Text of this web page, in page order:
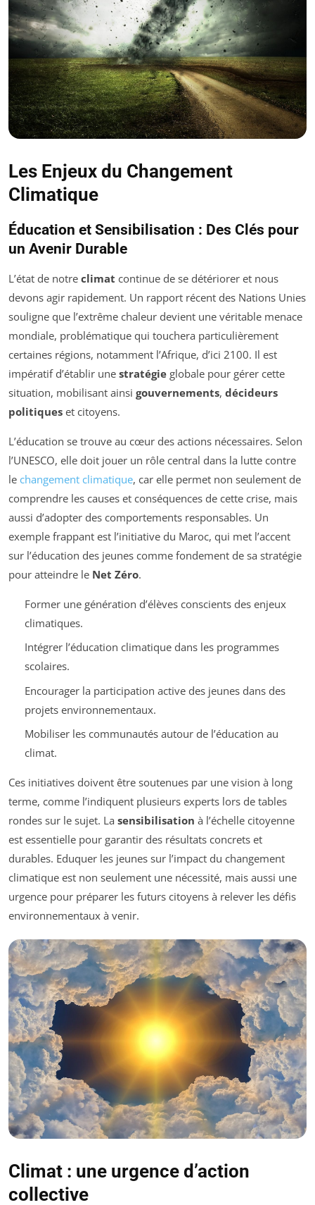
Les Enjeux du Changement
Climatique
Éducation et Sensibilisation : Des Clés pour
un Avenir Durable
L’état de notre climat continue de se détériorer et nous
devons agir rapidement. Un rapport récent des Nations Unies
souligne que l’extrême chaleur devient une véritable menace
mondiale, problématique qui touchera particulièrement
certaines régions, notamment l’Afrique, d’ici 2100. Il est
impératif d’établir une stratégie globale pour gérer cette
situation, mobilisant ainsi gouvernements, décideurs
politiques et citoyens.
L’éducation se trouve au cœur des actions nécessaires. Selon
l’UNESCO, elle doit jouer un rôle central dans la lutte contre
le changement climatique, car elle permet non seulement de
comprendre les causes et conséquences de cette crise, mais
aussi d’adopter des comportements responsables. Un
exemple frappant est l’initiative du Maroc, qui met l’accent
sur l’éducation des jeunes comme fondement de sa stratégie
pour atteindre le Net Zéro.
Former une génération d’élèves conscients des enjeux
climatiques.
Intégrer l’éducation climatique dans les programmes
scolaires.
Encourager la participation active des jeunes dans des
projets environnementaux.
Mobiliser les communautés autour de l’éducation au
climat.
Ces initiatives doivent être soutenues par une vision à long
terme, comme l’indiquent plusieurs experts lors de tables
rondes sur le sujet. La sensibilisation à l’échelle citoyenne
est essentielle pour garantir des résultats concrets et
durables. Eduquer les jeunes sur l’impact du changement
climatique est non seulement une nécessité, mais aussi une
urgence pour préparer les futurs citoyens à relever les défis
environnementaux à venir.
Climat : une urgence d’action
collective